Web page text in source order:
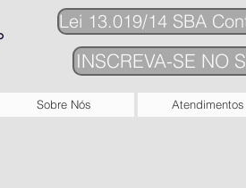
Lei 13.019/14 SBA
INSCREVA-SE NO
Sobre Nós Atendimentos